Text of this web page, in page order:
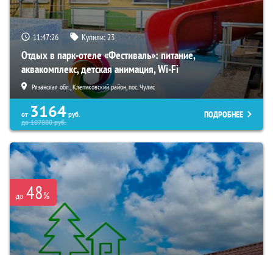
11:47:25 Купили:23
Отдых в парк-отеле «Фестиваль»: питание,
аквакомплекс, детская анимация, Wi-Fi
Рязанская обл., Клепиковский район, пос. Чулис
от 3164 руб.
до107880руб.
ПОДРОБНЕЕ
до 48%